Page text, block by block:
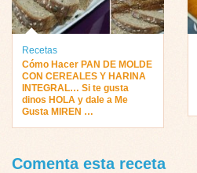
Recetas
Cómo Hacer PAN DE MOLDE
CON CEREALES Y HARINA
INTEGRAL… Si te gusta
dinos HOLA y dale a Me
Gusta MIREN …
Comenta esta receta